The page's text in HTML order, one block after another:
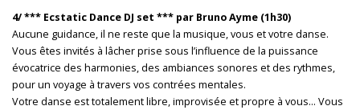
4/ *** Ecstatic Dance DJ set *** par Bruno Ayme (1h30)
Aucune guidance, il ne reste que la musique, vous et votre danse.
Vous êtes invités à lâcher prise sous l’influence de la puissance
évocatrice des harmonies, des ambiances sonores et des rythmes,
pour un voyage à travers vos contrées mentales.
Votre danse est totalement libre, improvisée et propre à vous… Vous